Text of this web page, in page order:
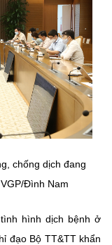
chống dịch đang
Đình Nam
hình dịch bệnh ở
đạo Bộ TT&TT khẩn